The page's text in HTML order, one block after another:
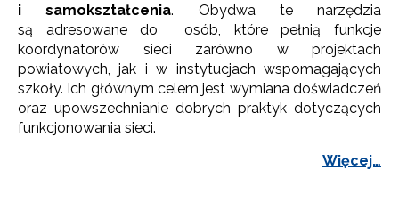
i samokształcenia. Obydwa te narzędzia
są adresowane do osób, które pełnią funkcje
koordynatorów sieci zarówno w projektach
powiatowych, jak i w instytucjach wspomagających
szkoły. Ich głównym celem jest wymiana doświadczeń
oraz upowszechnianie dobrych praktyk dotyczących
funkcjonowania sieci.
Więcej…